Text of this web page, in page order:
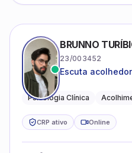
BRUNNO
23/003452
Escuta
Psicologia Clínica
CRP ativo Online